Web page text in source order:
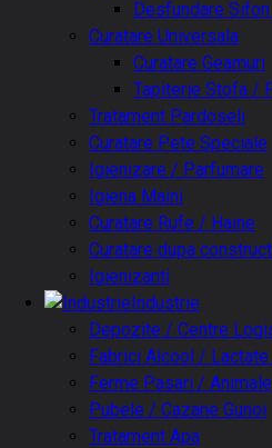
Desfundare
Curatare Universala
Curatare Geamuri
Tapiterie Stofa /
Tratament Pardoseli
Curatare Pete Speciale
Igienizare / Parfumare
Igiena Maini
Curatare Rufe / Haine
Curatare dupa
Igienizanti
Industrie
Depozite / Centre
Fabrici Alcool /
Ferme Pasari / Animale
Pubele / Cazane Gunoi
Tratament Apa